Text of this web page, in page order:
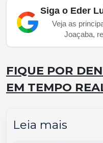
Siga o Eder
Veja as
Joaçaba,
FIQUE POR
EM TEMPO
Leia mais